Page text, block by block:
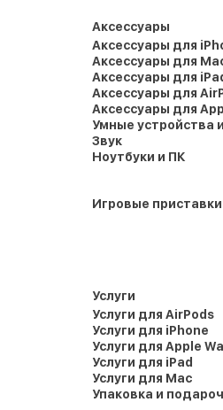
Аксессуары
Аксессуары для
Аксессуары для
Аксессуары для
Аксессуары для
Аксессуары для
Умные устройства
Звук
Ноутбуки и ПК
Игровые приставки
Услуги
Услуги для AirPods
Услуги для iPhone
Услуги для Apple
Услуги для iPad
Услуги для Mac
Упаковка и